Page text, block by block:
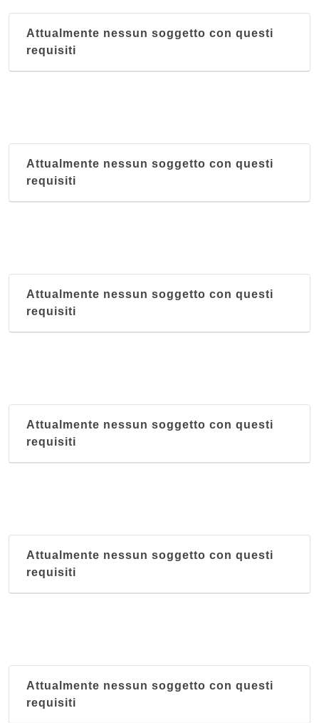
Attualmente nessun soggetto con questi
requisiti
Attualmente nessun soggetto con questi
requisiti
Attualmente nessun soggetto con questi
requisiti
Attualmente nessun soggetto con questi
requisiti
Attualmente nessun soggetto con questi
requisiti
Attualmente nessun soggetto con questi
requisiti